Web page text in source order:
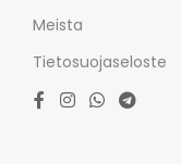
Meista
Tietosuojaseloste